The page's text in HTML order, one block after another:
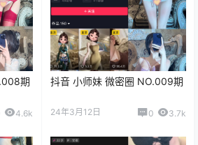
期
4.6k
抖音 小师妹 微密圈 NO.009期
24年3月12日 0 3.7k